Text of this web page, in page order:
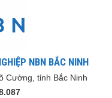
NBN BẮC NINH
Cường, tỉnh Bắc Ninh